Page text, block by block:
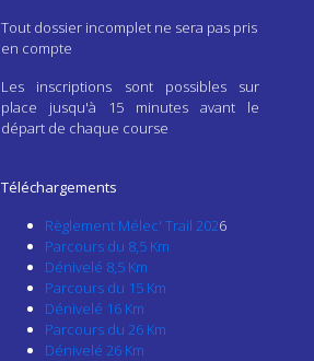
Tout dossier incomplet ne sera pas pris
en compte
Les inscriptions sont possibles sur
place jusqu'à 15 minutes avant le
départ de chaque course
Téléchargements
Règlement Mélec' Trail 2026
Parcours du 8,5 Km
Dénivelé 8,5 Km
Parcours du 15 Km
Dénivelé 16 Km
Parcours du 26 Km
Dénivelé 26 Km